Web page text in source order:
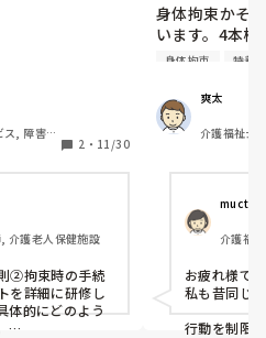
な事が義務化
か？基本的には
うパターンが
研修されていた
, 障害福
2 ・ 11/30
介護老人保健施設
②拘束時の手続
を詳細に研修し
体的にどのよう
身体拘束かそ
います。4本
の方はそこか
合、この対応
る場所がしっ
動が制限され
身体拘束 特養
爽太
介護福祉士,
介護福
お疲れ様で
私も昔同じ
行動を制限